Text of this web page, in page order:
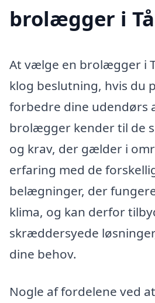
brolægger i
At vælge en brolægger i
klog beslutning, hvis du
forbedre dine udendørs
brolægger kender til de
og krav, der gælder i
erfaring med de
belægninger, der
klima, og kan derfor
skræddersyede
dine behov.
Nogle af fordelene ved